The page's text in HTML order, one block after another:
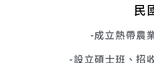
民
-成立熱帶農
-設立碩士班、招